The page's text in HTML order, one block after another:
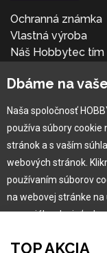
Ochranná známka
Vlastná výroba
Náš Hobbytec tím
Naša história
Pre zákazníka
Garancia
Užívateľský
Reklamácia
TOP AKCIA
Dbáme na
Naša spoločnosť
používa súbory
stránok a s vaším
webových stránok.
používaním súborov
na webovej stránke
na sociálnych sieťach